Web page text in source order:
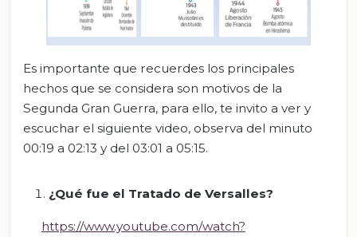
Es importante que recuerdes los principales
hechos que se considera son motivos de la
Segunda Gran Guerra, para ello, te invito a ver y
escuchar el siguiente video, observa del minuto
00:19 a 02:13 y del 03:01 a 05:15.
¿Qué fue el Tratado de Versalles?
https://www.youtube.com/watch?